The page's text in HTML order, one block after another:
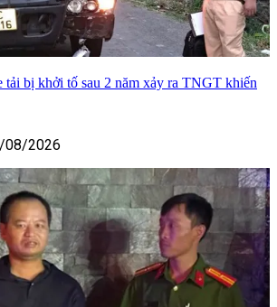
bị khởi tố sau 2 năm xảy ra TNGT khiến
08/2026